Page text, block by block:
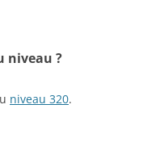
niveau ?
niveau 320.